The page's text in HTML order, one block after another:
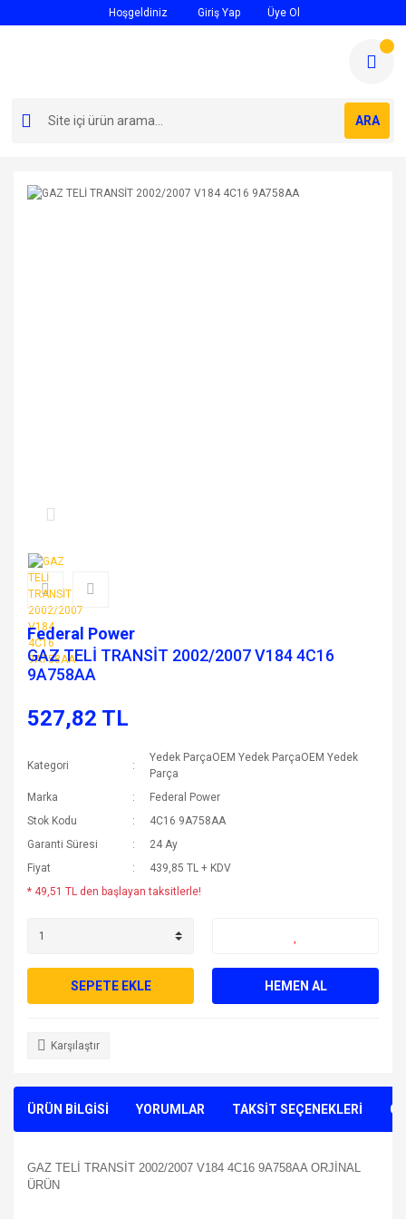
Hoşgeldiniz Giriş Yap Üye Ol
ARA
Federal Power
GAZ TELİ TRANSİT 2002/2007 V184 4C16
9A758AA
527,82 TL
Kategori
Yedek ParçaOEM Yedek ParçaOEM Yedek
Parça
Marka
Federal Power
Stok Kodu
4C16 9A758AA
Garanti Süresi
24 Ay
Fiyat
439,85 TL + KDV
* 49,51 TL den başlayan taksitlerle!
SEPETE EKLE HEMEN AL
Karşılaştır
ÜRÜN BİLGİSİ YORUMLAR TAKSİT SEÇENEKLERİ
GAZ TELİ TRANSİT 2002/2007 V184 4C16 9A758AA ORJİNAL
ÜRÜN